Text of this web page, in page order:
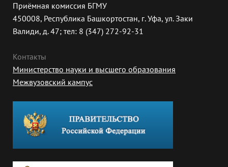
Приёмная комиссия БГМУ
450008, Республика Башкортостан, г. Уфа, ул. Заки
Валиди, д. 47; тел: 8 (347) 272-92-31
Контакты
Министерство науки и высшего образования
Межвузовский кампус